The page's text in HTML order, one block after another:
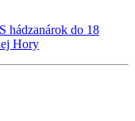
hádzanárok do 18
Hory